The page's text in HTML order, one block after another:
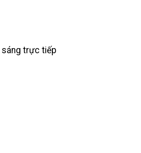
sáng trực tiếp